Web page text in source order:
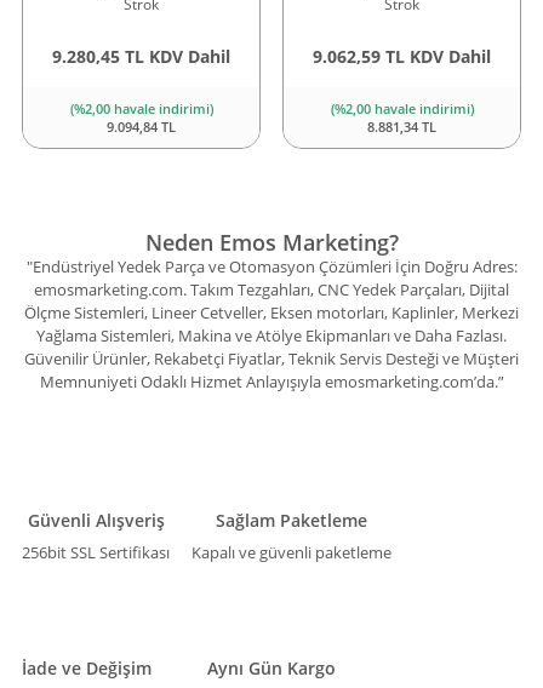
Strok
9.280,45 TL KDV Dahil
(%2,00 havale indirimi)
9.094,84 TL
Strok
9.062,59 TL KDV Dahil
(%2,00 havale indirimi)
8.881,34 TL
Neden Emos Marketing?
"Endüstriyel Yedek Parça ve Otomasyon Çözümleri İçin Doğru Adres:
emosmarketing.com. Takım Tezgahları, CNC Yedek Parçaları, Dijital
Ölçme Sistemleri, Lineer Cetveller, Eksen motorları, Kaplinler, Merkezi
Yağlama Sistemleri, Makina ve Atölye Ekipmanları ve Daha Fazlası.
Güvenilir Ürünler, Rekabetçi Fiyatlar, Teknik Servis Desteği ve Müşteri
Memnuniyeti Odaklı Hizmet Anlayışıyla emosmarketing.com’da.”
Güvenli Alışveriş
256bit SSL Sertifikası
Sağlam Paketleme
Kapalı ve güvenli paketleme
İade ve Değişim Aynı Gün Kargo